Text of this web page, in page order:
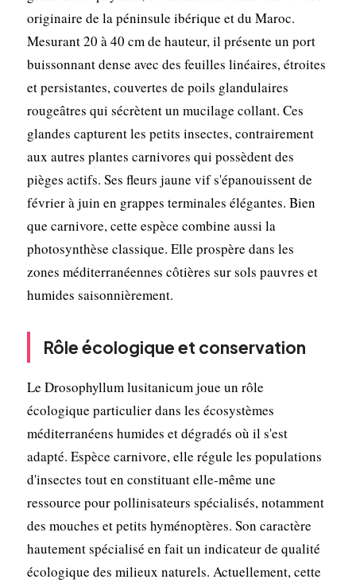
originaire de la péninsule ibérique et du Maroc.
Mesurant 20 à 40 cm de hauteur, il présente un port
buissonnant dense avec des feuilles linéaires, étroites
et persistantes, couvertes de poils glandulaires
rougeâtres qui sécrètent un mucilage collant. Ces
glandes capturent les petits insectes, contrairement
aux autres plantes carnivores qui possèdent des
pièges actifs. Ses fleurs jaune vif s'épanouissent de
février à juin en grappes terminales élégantes. Bien
que carnivore, cette espèce combine aussi la
photosynthèse classique. Elle prospère dans les
zones méditerranéennes côtières sur sols pauvres et
humides saisonnièrement.
Rôle écologique et conservation
Le Drosophyllum lusitanicum joue un rôle
écologique particulier dans les écosystèmes
méditerranéens humides et dégradés où il s'est
adapté. Espèce carnivore, elle régule les populations
d'insectes tout en constituant elle-même une
ressource pour pollinisateurs spécialisés, notamment
des mouches et petits hyménoptères. Son caractère
hautement spécialisé en fait un indicateur de qualité
écologique des milieux naturels. Actuellement, cette